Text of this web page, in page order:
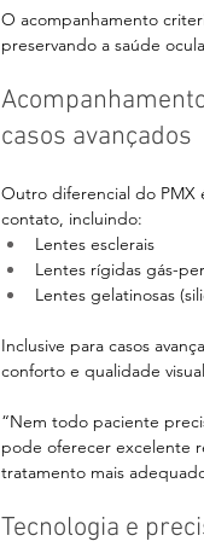
O acompanhamento
preservando a saúde
casos avançados
Outro diferencial do PMX
contato, incluindo:
Lentes esclerais
Lentes rígidas gás-
Lentes gelatinosas
Inclusive para casos
conforto e qualidade
“Nem todo paciente
pode oferecer excelente
tratamento mais
Tecnologia e